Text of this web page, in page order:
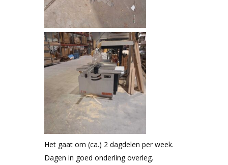
Het gaat om (ca.) 2 dagdelen per week.
Dagen in goed onderling overleg.